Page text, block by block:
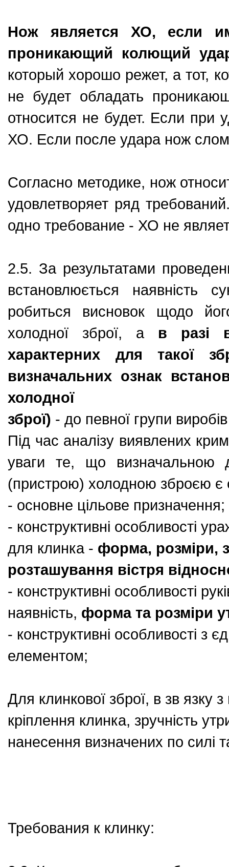
Нож является ХО, если
проникающий колющий
который хорошо режет, а тот,
не будет обладать
относится не будет. Если при
ХО. Если после удара нож
Согласно методике, нож
удовлетворяет ряд
одно требование - ХО не
2.5. За результатами
встановлюється наявність
робиться висновок щодо
холодної зброї, а в разі
характерних для такої
визначальних ознак
холодної
зброї) - до певної групи
Під час аналізу виявлених
уваги те, що визначальною
(пристрою) холодною зброєю є
- основне цільове призначення;
- конструктивні особливості
для клинка - форма, розміри,
розташування вістря
- конструктивні особливості
наявність, форма та розміри
- конструктивні особливості з
елементом;
Для клинкової зброї, в зв язку
кріплення клинка, зручність
нанесення визначених по силі
Требования к клинку: